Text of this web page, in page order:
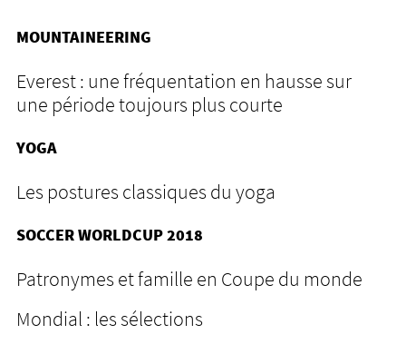
MOUNTAINEERING
Everest : une fréquentation en hausse sur
une période toujours plus courte
YOGA
Les postures classiques du yoga
SOCCER WORLDCUP 2018
Patronymes et famille en Coupe du monde
Mondial : les sélections